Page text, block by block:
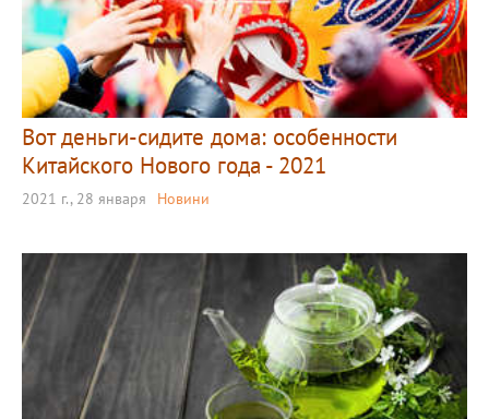
Вот деньги-сидите дома: особенности
Китайского Нового года - 2021
2021 г., 28 января Новини